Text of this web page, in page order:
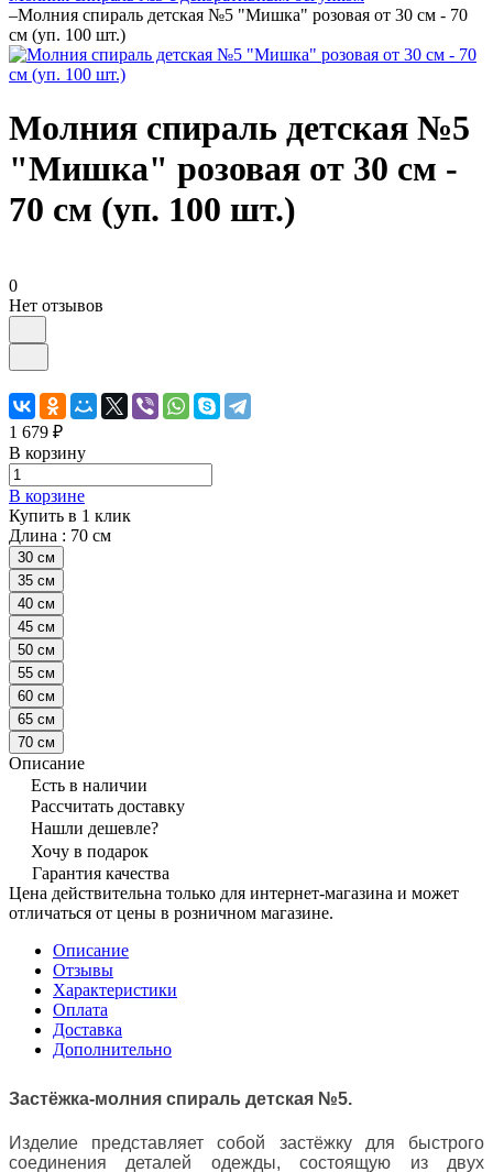
–Молния спираль детская №5 "Мишка" розовая от 30 см - 70
см (уп. 100 шт.)
Молния спираль детская №5
"Мишка" розовая от 30 см -
70 см (уп. 100 шт.)
0
Нет отзывов
1 679 ₽
В корзину
В корзине
Купить в 1 клик
Длина : 70 см
30 см
35 см
40 см
45 см
50 см
55 см
60 см
65 см
70 см
Описание
Есть в наличии
Рассчитать доставку
Нашли дешевле?
Хочу в подарок
Гарантия качества
Цена действительна только для интернет-магазина и может
отличаться от цены в розничном магазине.
Описание
Отзывы
Характеристики
Оплата
Доставка
Дополнительно
Застёжка-молния спираль детская №5.
Изделие представляет собой застёжку для быстрого
соединения деталей одежды, состоящую из двух